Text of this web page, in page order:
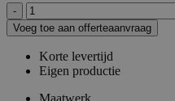
Themawand
rendiermos
HxB235x193cm
2-
zijdig
akoestische
Voeg toe aan offerteaanvraag
Korte levertijd
Eigen productie
Maatwerk